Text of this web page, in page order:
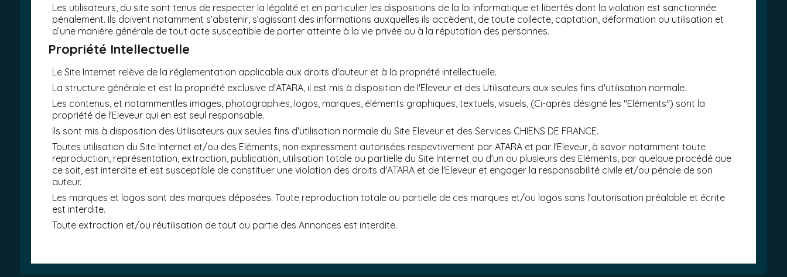
Les utilisateurs, du site sont tenus de respecter la légalité et en particulier les dispositions de la loi Informatique et libertés dont la violation est sanctionnée
pénalement. Ils doivent notamment s’abstenir, s’agissant des informations auxquelles ils accèdent, de toute collecte, captation, déformation ou utilisation et
d’une manière générale de tout acte susceptible de porter atteinte à la vie privée ou à la réputation des personnes.
Propriété Intellectuelle
Le Site Internet relève de la réglementation applicable aux droits d'auteur et à la propriété intellectuelle.
La structure générale et est la propriété exclusive d'ATARA, il est mis à disposition de l'Eleveur et des Utilisateurs aux seules fins d'utilisation normale.
Les contenus, et notammentles images, photographies, logos, marques, éléments graphiques, textuels, visuels, (Ci-après désigné les "Eléments") sont la
propriété de l'Eleveur qui en est seul responsable.
Ils sont mis à disposition des Utilisateurs aux seules fins d'utilisation normale du Site Eleveur et des Services CHIENS DE FRANCE.
Toutes utilisation du Site Internet et/ou des Eléments, non expressment autorisées respevtivement par ATARA et par l'Eleveur, à savoir notamment toute
reproduction, représentation, extraction, publication, utilisation totale ou partielle du Site Internet ou d’un ou plusieurs des Eléments, par quelque procédé que
ce soit, est interdite et est susceptible de constituer une violation des droits d'ATARA et de l'Eleveur et engager la responsabilité civile et/ou pénale de son
auteur.
Les marques et logos sont des marques déposées. Toute reproduction totale ou partielle de ces marques et/ou logos sans l'autorisation préalable et écrite
est interdite.
Toute extraction et/ou réutilisation de tout ou partie des Annonces est interdite.